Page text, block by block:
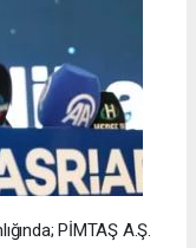
PİMTAŞ A.Ş.